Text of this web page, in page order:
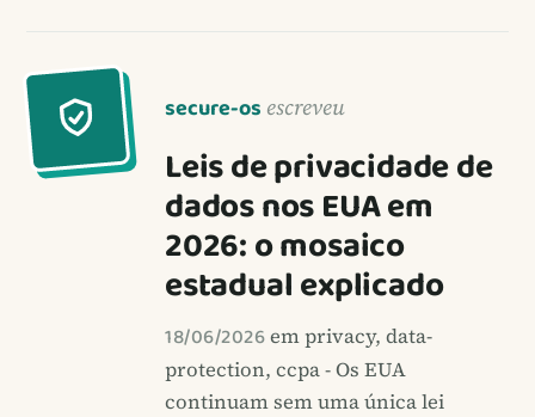
secure-os escreveu
Leis de privacidade de
dados nos EUA em
2026: o mosaico
estadual explicado
18/06/2026em privacy, data-
protection, ccpa - Os EUA
continuam sem uma única lei